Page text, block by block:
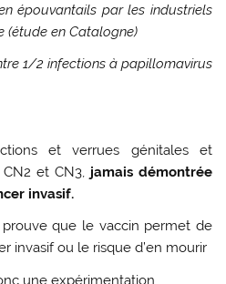
épouvantails par les industriels
(étude en Catalogne)
1/2 infections à papillomavirus
et verrues génitales et
et CN3, jamais démontrée
invasif.
que le vaccin permet de
invasif ou le risque d’en mourir
une expérimentation.